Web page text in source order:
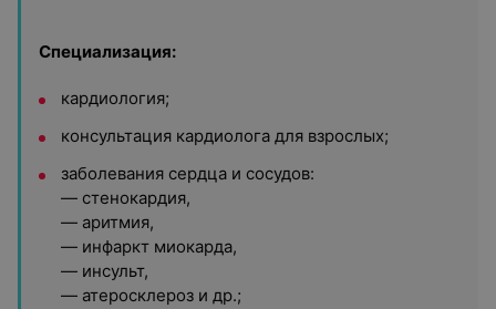
Специализация:
кардиология;
консультация кардиолога для взрослых;
заболевания сердца и сосудов:
— стенокардия,
— аритмия,
— инфаркт миокарда,
— инсульт,
— атеросклероз и др.;